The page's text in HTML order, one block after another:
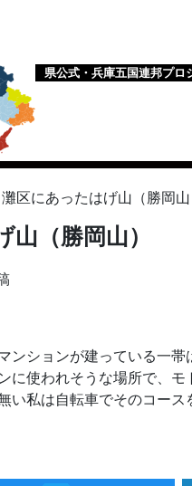
県公式・兵庫五国連邦プロ
灘区にあったはげ山（勝岡山
（勝岡山）
ンションが建っている一
に使われそうな場所で、
い私は自転車でそのコース